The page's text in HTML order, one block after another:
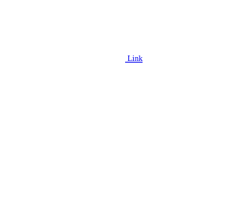
Link